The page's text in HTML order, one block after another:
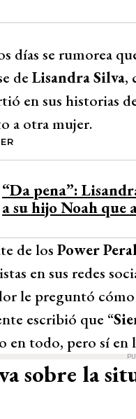
días se rumorea
de Lisandra Silva,
en sus historias
a otra mujer.
“Da pena”:
a su hijo Noah
de los Power
en sus redes
le preguntó
escribió que “
en todo, pero sí en
sobre la